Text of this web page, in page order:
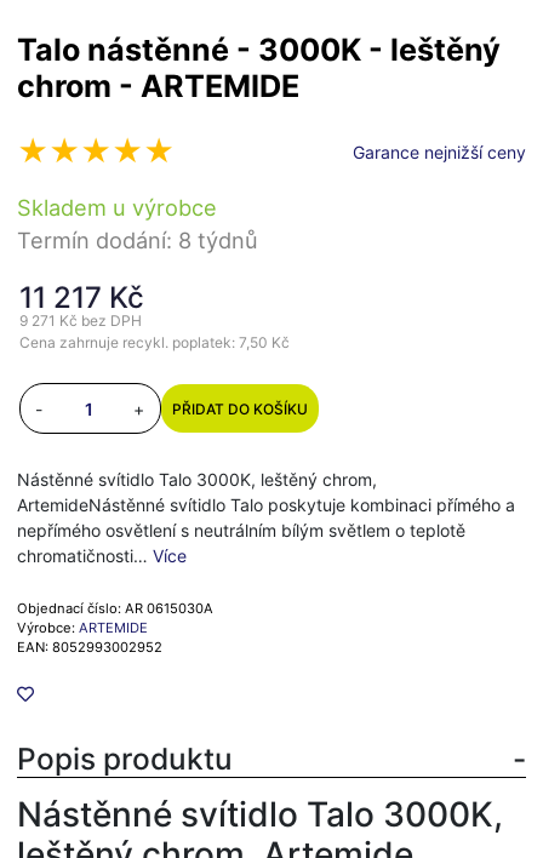
Talo nástěnné - 3000K - leštěný
chrom - ARTEMIDE
Garance nejnižší ceny
Skladem u výrobce
Termín dodání: 8 týdnů
11 217 Kč
9 271 Kč bez DPH
Cena zahrnuje recykl. poplatek: 7,50 Kč
- + PŘIDAT DO KOŠÍKU
Nástěnné svítidlo Talo 3000K, leštěný chrom,
ArtemideNástěnné svítidlo Talo poskytuje kombinaci přímého a
nepřímého osvětlení s neutrálním bílým světlem o teplotě
chromatičnosti… Více
Objednací číslo: AR 0615030A
Výrobce: ARTEMIDE
EAN: 8052993002952
Popis produktu
Nástěnné svítidlo Talo 3000K,